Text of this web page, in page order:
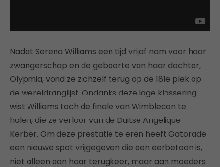
Nadat Serena Williams een tijd vrijaf nam voor haar
zwangerschap en de geboorte van haar dochter,
Olypmia, vond ze zichzelf terug op de 181e plek op
de wereldranglijst. Ondanks deze lage klassering
wist Williams toch de finale van Wimbledon te
halen, die ze verloor van de Duitse Angelique
Kerber. Om deze prestatie te eren heeft Gatorade
een nieuwe spot vrijgegeven die een eerbetoon is,
niet alleen aan haar terugkeer, maar aan moeders